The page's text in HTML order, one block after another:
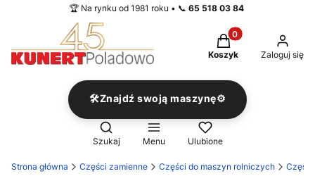
🏆 Na rynku od 1981 roku • 📞 65 518 03 84
Produkty w
Koszyk Zaloguj się
🛠️Znajdź swoją maszynę⚙️
Otwórz wyszukiwarkę
Szukaj Menu Ulubione
Strona główna Części zamienne Części do maszyn rolniczych